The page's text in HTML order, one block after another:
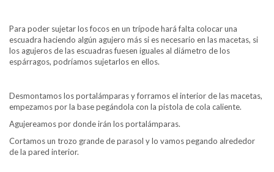
Para poder sujetar los focos en un trípode hará falta colocar una
escuadra haciendo algún agujero más si es necesario en las macetas, si
los agujeros de las escuadras fuesen iguales al diámetro de los
espárragos, podríamos sujetarlos en ellos.
Desmontamos los portalámparas y forramos el interior de las macetas,
empezamos por la base pegándola con la pistola de cola caliente.
Agujereamos por donde irán los portalámparas.
Cortamos un trozo grande de parasol y lo vamos pegando alrededor
de la pared interior.